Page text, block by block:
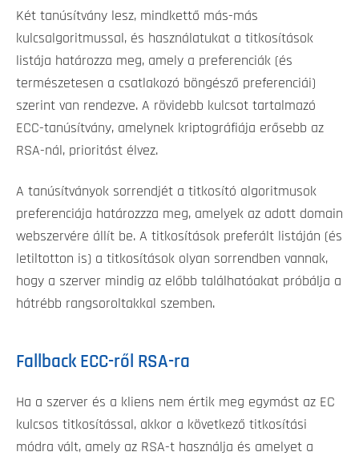
Két tanúsítvány lesz, mindkettő más-más
kulcsalgoritmussal, és használatukat a titkosítások
listája határozza meg, amely a preferenciák (és
természetesen a csatlakozó böngésző preferenciái)
szerint van rendezve. A rövidebb kulcsot tartalmazó
ECC-tanúsítvány, amelynek kriptográfiája erősebb az
RSA-nál, prioritást élvez.
A tanúsítványok sorrendjét a titkosító algoritmusok
preferenciája határozzza meg, amelyek az adott domain
webszervére állít be. A titkosítások preferált listáján (és
letiltotton is) a titkosítások olyan sorrendben vannak,
hogy a szerver mindig az előbb találhatóakat próbálja a
hátrébb rangsoroltakkal szemben.
Fallback ECC-ről RSA-ra
Ha a szerver és a kliens nem értik meg egymást az EC
kulcsos titkosítással, akkor a következő titkosítási
módra vált, amely az RSA-t használja és amelyet a